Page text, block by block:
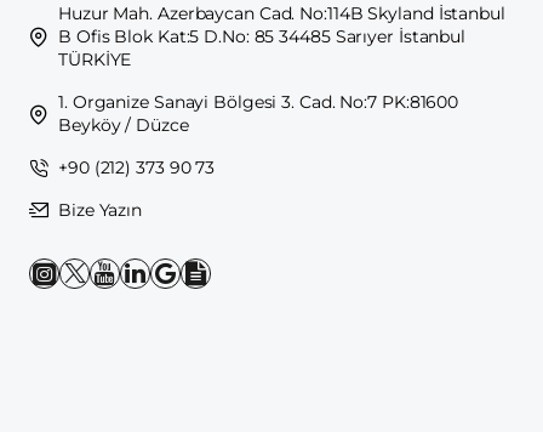
Huzur Mah. Azerbaycan Cad. No:114B Skyland İstanbul
B Ofis Blok Kat:5 D.No: 85 34485 Sarıyer İstanbul
TÜRKİYE
1. Organize Sanayi Bölgesi 3. Cad. No:7 PK:81600
Beyköy / Düzce
+90 (212) 373 90 73
Bize Yazın